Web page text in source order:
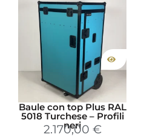
Baule con top Plus RAL
5018 Turchese – Profili
neri
2.170,00 €